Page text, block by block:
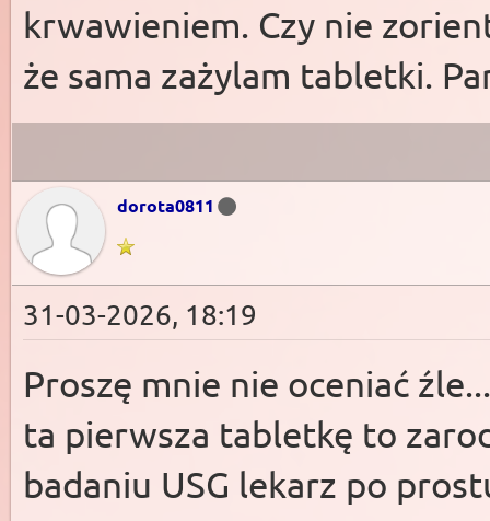
krwawieniem. Czy nie
że sama zażylam tabletki.
dorota0811
31-03-2026, 18:19
Proszę mnie nie oceniać
ta pierwsza tabletkę to
badaniu USG lekarz po